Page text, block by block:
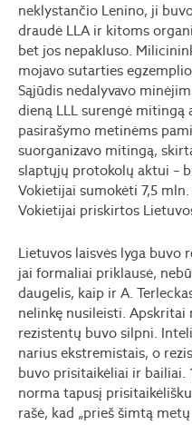
neklystančio Lenino, ji
draudė LLA ir kitoms
bet jos nepakluso.
mojavo sutarties
Sąjūdis nedalyvavo
dieną LLL surengė
pasirašymo metinėms
suorganizavo mitingą,
slaptųjų protokolų aktui –
Vokietijai sumokėti 7,5
Vokietijai priskirtos
Lietuvos laisvės lyga buvo
jai formaliai priklausė,
daugelis, kaip ir A.
nelinkę nusileisti.
rezistentų buvo silpni.
narius ekstremistais, o
buvo prisitaikėliai ir bailiai.
norma tapusį
rašė, kad „prieš šimtą